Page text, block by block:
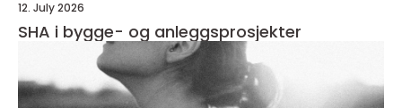
12. July 2026
SHA i bygge- og anleggsprosjekter